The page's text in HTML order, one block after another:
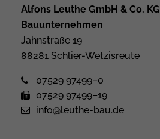
Alfons Leuthe GmbH & Co. KG
Bauunternehmen
Jahnstraße 19
88281 Schlier-Wetzisreute
07529 97499–0
07529 97499–19
info@leuthe-bau.de